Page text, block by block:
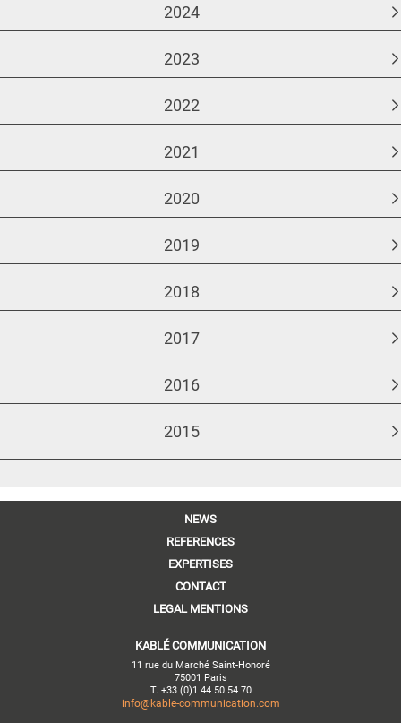
2024
2023
2022
2021
2020
2019
2018
2017
2016
2015
NEWS
REFERENCES
EXPERTISES
CONTACT
LEGAL MENTIONS
KABLÉ COMMUNICATION
11 rue du Marché Saint-Honoré
75001 Paris
T. +33 (0)1 44 50 54 70
info@kable-communication.com